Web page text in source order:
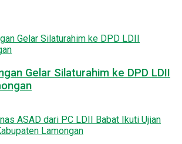
Gelar Silaturahim ke DPD LDII